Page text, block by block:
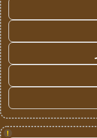
!